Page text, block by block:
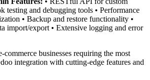
testing and debugging tools • Performance
• Backup and restore functionality •
import/export • Extensive logging and error
commerce businesses requiring the most
integration with cutting-edge features and